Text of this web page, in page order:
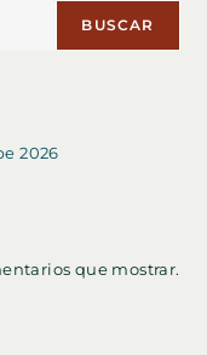
BUSCAR
2026
que mostrar.